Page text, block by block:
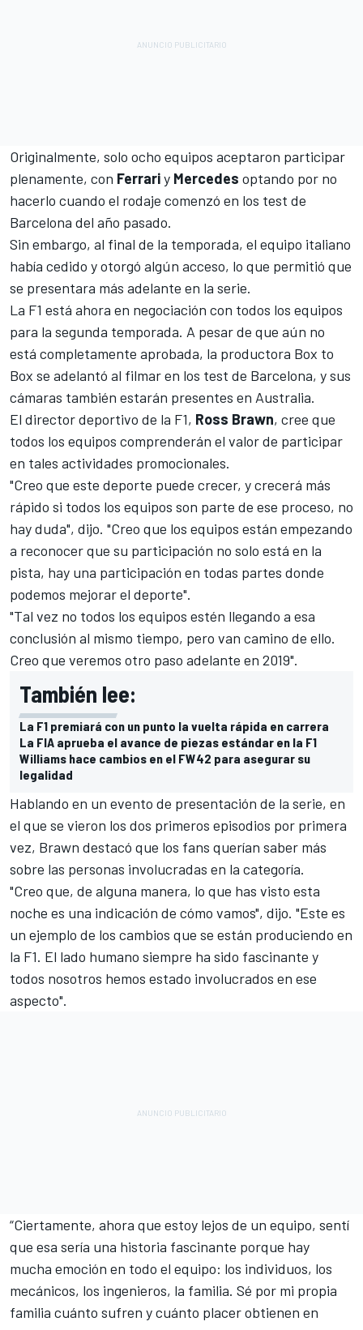
Originalmente, solo ocho equipos aceptaron participar
plenamente, con Ferrariy Mercedes optando por no
hacerlo cuando el rodaje comenzó en los test de
Barcelona del año pasado.
Sin embargo, al final de la temporada, el equipo italiano
había cedido y otorgó algún acceso, lo que permitió que
se presentara más adelante en la serie.
La F1 está ahora en negociación con todos los equipos
para la segunda temporada. A pesar de que aún no
está completamente aprobada, la productora Box to
Box se adelantó al filmar en los test de Barcelona, ​​y sus
cámaras también estarán presentes en Australia.
El director deportivo de la F1, Ross Brawn, cree que
todos los equipos comprenderán el valor de participar
en tales actividades promocionales.
"Creo que este deporte puede crecer, y crecerá más
rápido si todos los equipos son parte de ese proceso, no
hay duda", dijo. "Creo que los equipos están empezando
a reconocer que su participación no solo está en la
pista, hay una participación en todas partes donde
podemos mejorar el deporte".
"Tal vez no todos los equipos estén llegando a esa
conclusión al mismo tiempo, pero van camino de ello.
Creo que veremos otro paso adelante en 2019".
También lee:
La F1 premiará con un punto la vuelta rápida en carrera
La FIA aprueba el avance de piezas estándar en la F1
Williams hace cambios en el FW42 para asegurar su
legalidad
Hablando en un evento de presentación de la serie, en
el que se vieron los dos primeros episodios por primera
vez, Brawn destacó que los fans querían saber más
sobre las personas involucradas en la categoría.
"Creo que, de alguna manera, lo que has visto esta
noche es una indicación de cómo vamos", dijo. "Este es
un ejemplo de los cambios que se están produciendo en
la F1. El lado humano siempre ha sido fascinante y
todos nosotros hemos estado involucrados en ese
aspecto".
“Ciertamente, ahora que estoy lejos de un equipo, sentí
que esa sería una historia fascinante porque hay
mucha emoción en todo el equipo: los individuos, los
mecánicos, los ingenieros, la familia. Sé por mi propia
familia cuánto sufren y cuánto placer obtienen en